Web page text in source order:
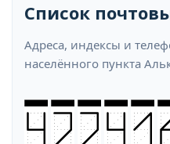
Список
Адреса, индексы и
населённого пункта